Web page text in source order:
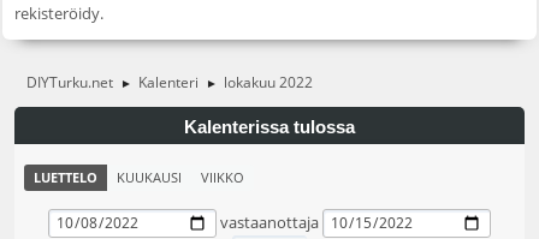
rekisteröidy.
DIYTurku.net ► Kalenteri ► lokakuu 2022
Kalenterissa tulossa
LUETTELO KUUKAUSI VIIKKO
vastaanottaja